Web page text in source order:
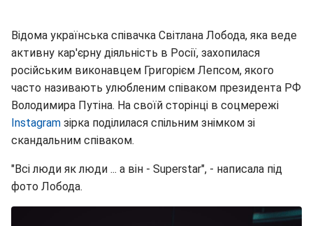
Відома українська співачка Світлана Лобода, яка веде
активну кар'єрну діяльність в Росії, захопилася
російським виконавцем Григорієм Лепсом, якого
часто називають улюбленим співаком президента РФ
Володимира Путіна. На своїй сторінці в соцмережі
Instagram зірка поділилася спільним знімком зі
скандальним співаком.
"Всі люди як люди ... а він - Superstar", - написала під
фото Лобода.